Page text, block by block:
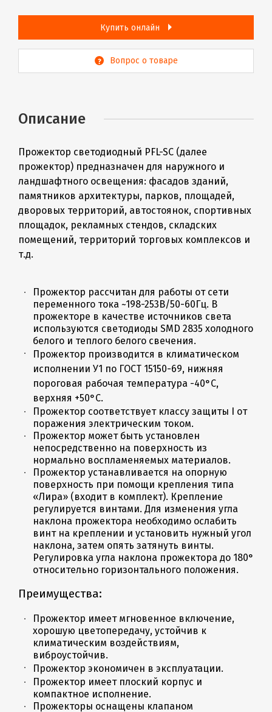
Купить онлайн
Вопрос о товаре
Описание
Прожектор светодиодный PFL-SC (далее
прожектор) предназначен для наружного и
ландшафтного освещения: фасадов зданий,
памятников архитектуры, парков, площадей,
дворовых территорий, автостоянок, спортивных
площадок, рекламных стендов, складских
помещений, территорий торговых комплексов и
т.д.
Прожектор рассчитан для работы от сети
переменного тока ~198-253В/50-60Гц. В
прожекторе в качестве источников света
используются светодиоды SMD 2835 холодного
белого и теплого белого свечения.
Прожектор производится в климатическом
исполнении У1 по ГОСТ 15150-69, нижняя
пороговая рабочая температура -40°C,
верхняя +50°C.
Прожектор соответствует классу защиты I от
поражения электрическим током.
Прожектор может быть установлен
непосредственно на поверхность из
нормально воспламеняемых материалов.
Прожектор устанавливается на опорную
поверхность при помощи крепления типа
«Лира» (входит в комплект). Крепление
регулируется винтами. Для изменения угла
наклона прожектора необходимо ослабить
винт на креплении и установить нужный угол
наклона, затем опять затянуть винты.
Регулировка угла наклона прожектора до 180°
относительно горизонтального положения.
Преимущества:
Прожектор имеет мгновенное включение,
хорошую цветопередачу, устойчив к
климатическим воздействиям,
виброустойчив.
Прожектор экономичен в эксплуатации.
Прожектор имеет плоский корпус и
компактное исполнение.
Прожекторы оснащены клапаном